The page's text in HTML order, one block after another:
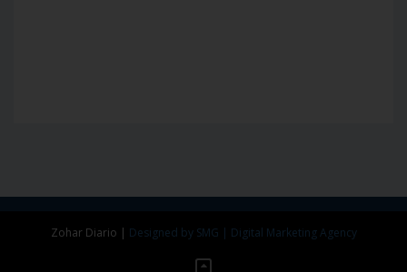
Zohar Diario | Designed by SMG | Digital Marketing Agency